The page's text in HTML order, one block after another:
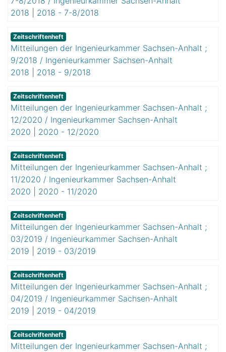
2018
2018 - 7-8/2018
Zeitschriftenheft
Mitteilungen der Ingenieurkammer Sachsen-Anhalt ;
9/2018 / Ingenieurkammer Sachsen-Anhalt
2018
2018 - 9/2018
Zeitschriftenheft
Mitteilungen der Ingenieurkammer Sachsen-Anhalt ;
12/2020 / Ingenieurkammer Sachsen-Anhalt
2020
2020 - 12/2020
Zeitschriftenheft
Mitteilungen der Ingenieurkammer Sachsen-Anhalt ;
11/2020 / Ingenieurkammer Sachsen-Anhalt
2020
2020 - 11/2020
Zeitschriftenheft
Mitteilungen der Ingenieurkammer Sachsen-Anhalt ;
03/2019 / Ingenieurkammer Sachsen-Anhalt
2019
2019 - 03/2019
Zeitschriftenheft
Mitteilungen der Ingenieurkammer Sachsen-Anhalt ;
04/2019 / Ingenieurkammer Sachsen-Anhalt
2019
2019 - 04/2019
Zeitschriftenheft
Mitteilungen der Ingenieurkammer Sachsen-Anhalt ;